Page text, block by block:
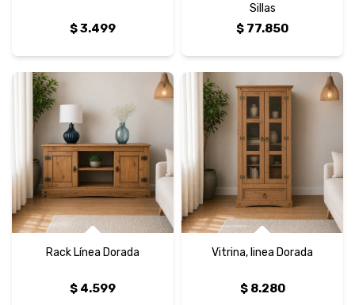
$3.499
Sillas
$ 77.850
Rack Línea Dorada
$ 4.599
Vitrina, linea Dorada
$ 8.280